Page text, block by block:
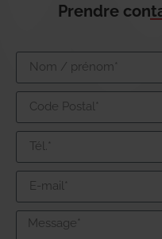
Prendre